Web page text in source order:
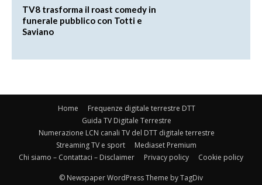
TV8 trasforma il roast comedy in
funerale pubblico con Totti e
Saviano
Home
Frequenze digitale terrestre DTT
Guida TV Digitale Terrestre
Numerazione LCN canali TV del DTT digitale terrestre
Streaming TV e sport
Mediaset Premium
Chi siamo – Contattaci – Disclaimer
Privacy policy Cookie policy
© Newspaper WordPress Theme by TagDiv